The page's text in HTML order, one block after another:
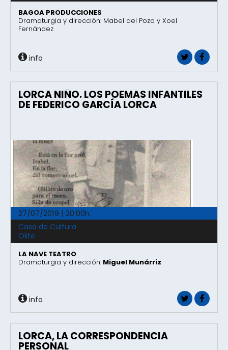
BAGOA PRODUCCIONES
Dramaturgia y dirección: Mabel del Pozo y Xoel
Fernández
info
LORCA NIÑO. LOS POEMAS INFANTILES
DE FEDERICO GARCÍA LORCA
27/07/2019 | 20:00h.
Casa de Cultura
Olite
LA NAVE TEATRO
Dramaturgia y dirección: Miguel Munárriz
info
LORCA, LA CORRESPONDENCIA
PERSONAL